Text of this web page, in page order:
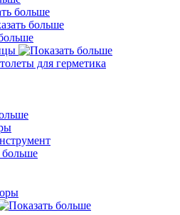
для герметика